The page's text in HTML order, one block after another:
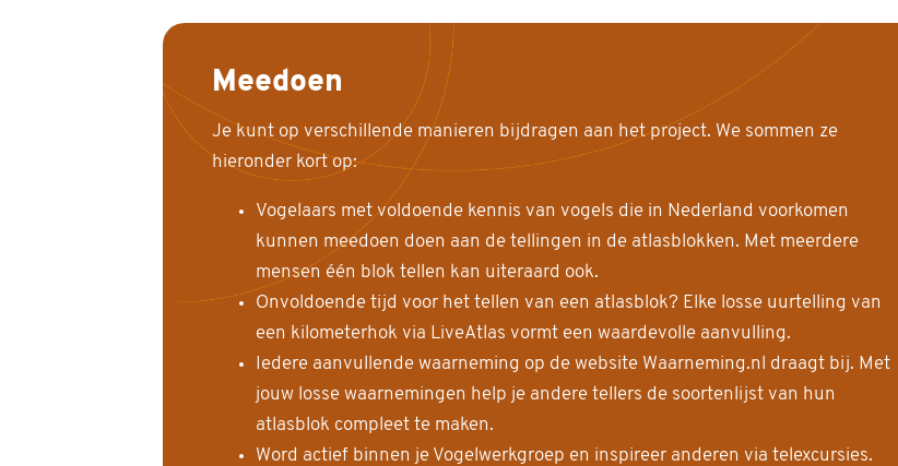
Meedoen
Je kunt op verschillende manieren bijdragen aan het project. We sommen ze
hieronder kort op:
Vogelaars met voldoende kennis van vogels die in Nederland voorkomen
kunnen meedoen doen aan de tellingen in de atlasblokken. Met meerdere
mensen één blok tellen kan uiteraard ook.
Onvoldoende tijd voor het tellen van een atlasblok? Elke losse uurtelling van
een kilometerhok via LiveAtlas vormt een waardevolle aanvulling.
Iedere aanvullende waarneming op de website Waarneming.nl draagt bij. Met
jouw losse waarnemingen help je andere tellers de soortenlijst van hun
atlasblok compleet te maken.
Word actief binnen je Vogelwerkgroep en inspireer anderen via telexcursies.